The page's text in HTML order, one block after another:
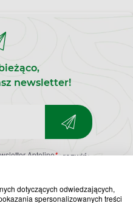
dotyczących odwiedzających,
spersonalizowanych treści
newsletter!
Apteline* rozwiń>